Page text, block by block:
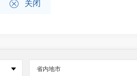
 关闭
省内地市